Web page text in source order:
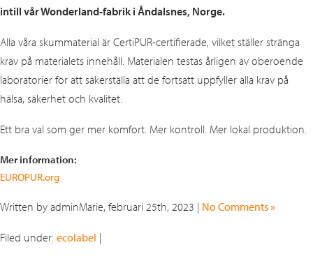
intill vår Wonderland‑fabrik i Åndalsnes, Norge.
Alla våra skummaterial är CertiPUR‑certifierade, vilket ställer stränga
krav på materialets innehåll. Materialen testas årligen av oberoende
laboratorier för att säkerställa att de fortsatt uppfyller alla krav på
hälsa, säkerhet och kvalitet.
Ett bra val som ger mer komfort. Mer kontroll. Mer lokal produktion.
Mer information:
EUROPUR.org
Written by adminMarie, februari 25th, 2023 | No Comments »
Filed under: ecolabel |